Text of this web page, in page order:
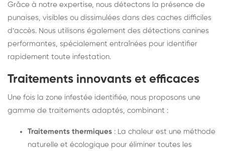
Grâce à notre expertise, nous détectons la présence de
punaises, visibles ou dissimulées dans des caches difficiles
d’accès. Nous utilisons également des détections canines
performantes, spécialement entraînées pour identifier
rapidement toute infestation.
Traitements innovants et efficaces
Une fois la zone infestée identifiée, nous proposons une
gamme de traitements adaptés, combinant :
Traitements thermiques : La chaleur est une méthode
naturelle et écologique pour éliminer toutes les